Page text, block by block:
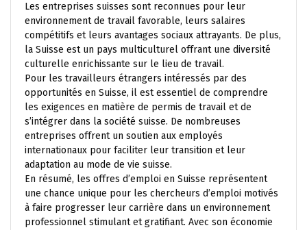
Les entreprises suisses sont reconnues pour leur
environnement de travail favorable, leurs salaires
compétitifs et leurs avantages sociaux attrayants. De plus,
la Suisse est un pays multiculturel offrant une diversité
culturelle enrichissante sur le lieu de travail.
Pour les travailleurs étrangers intéressés par des
opportunités en Suisse, il est essentiel de comprendre
les exigences en matière de permis de travail et de
s’intégrer dans la société suisse. De nombreuses
entreprises offrent un soutien aux employés
internationaux pour faciliter leur transition et leur
adaptation au mode de vie suisse.
En résumé, les offres d’emploi en Suisse représentent
une chance unique pour les chercheurs d’emploi motivés
à faire progresser leur carrière dans un environnement
professionnel stimulant et gratifiant. Avec son économie